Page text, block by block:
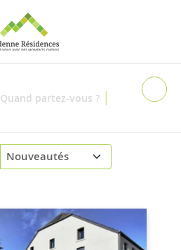
Quand partez-vous ? |